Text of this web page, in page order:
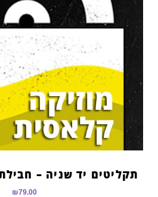
תקליטים יד שניה –
₪79.00